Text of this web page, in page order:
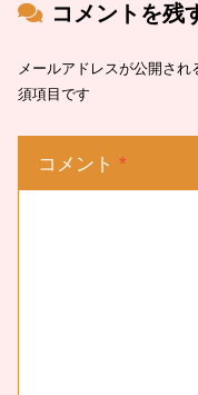
コメントを残
メールアドレスが公開され
須項目です
コメント *